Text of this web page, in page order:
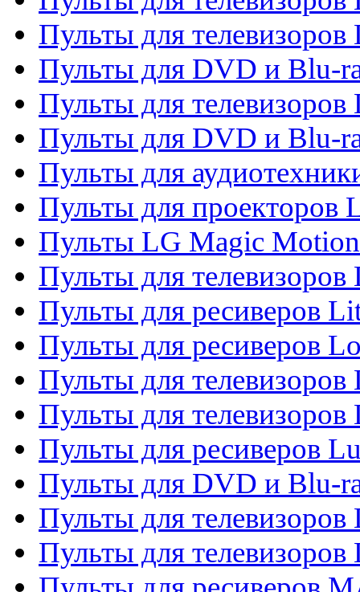
Пульты для телевизоров
Пульты для DVD и Blu-
Пульты для телевизоров
Пульты для DVD и Blu-
Пульты для
Пульты для проекторов
Пульты LG Magic Motion
Пульты для
Пульты для ресиверов
Пульты для ресиверов
Пульты для телевизоров
Пульты для
Пульты для ресиверов
Пульты для DVD и Blu-
Пульты для телевизоров
Пульты для телевизоров